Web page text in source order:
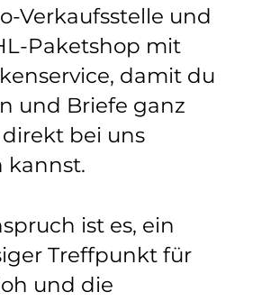
Verkaufsstelle und
Paketshop mit
damit du
und Briefe ganz
bei uns
kannst.
ist es, ein
Treffpunkt für
und die